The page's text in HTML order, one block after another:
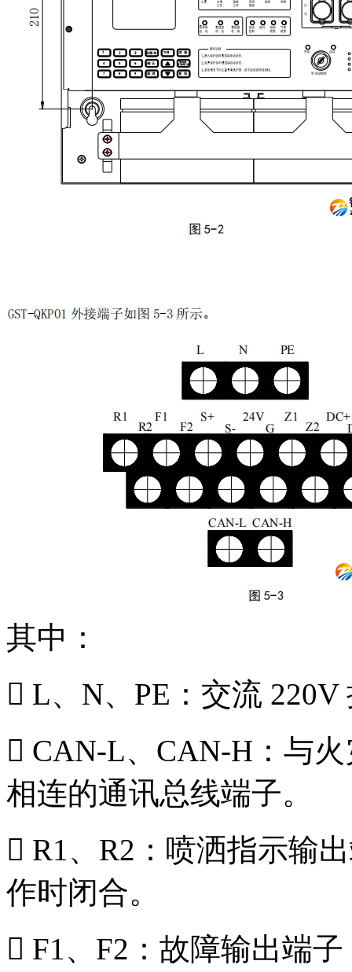
其中：
 L、N、PE：交流 220V
 CAN-L、CAN-H：与
相连的通讯总线端子。
 R1、R2：喷洒指示输
作时闭合。
 F1、F2：故障输出端